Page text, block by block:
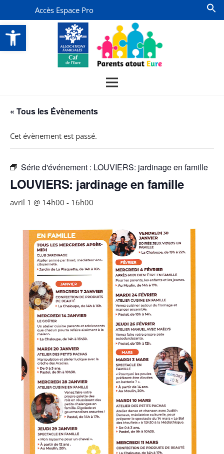
Ouvrir la barre d’outils
Accès Espace Pro
« Tous les Évènements
Cet évènement est passé.
Série d'événement : LOUVIERS: jardinage en famille
LOUVIERS: jardinage en famille
avril 1 @ 14h00 - 16h00